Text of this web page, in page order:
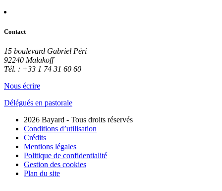
Contact
15 boulevard Gabriel Péri
92240 Malakoff
Tél. : +33 1 74 31 60 60
Nous écrire
Délégués en pastorale
2026 Bayard - Tous droits réservés
Conditions d’utilisation
Crédits
Mentions légales
Politique de confidentialité
Gestion des cookies
Plan du site